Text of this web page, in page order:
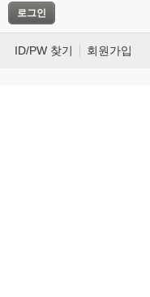
ID/PW 찾기 회원가입